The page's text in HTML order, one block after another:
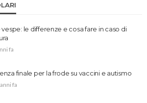
vespe: le differenze e cosa fare in caso di
fa
finale per la frode su vaccini e autismo
fa